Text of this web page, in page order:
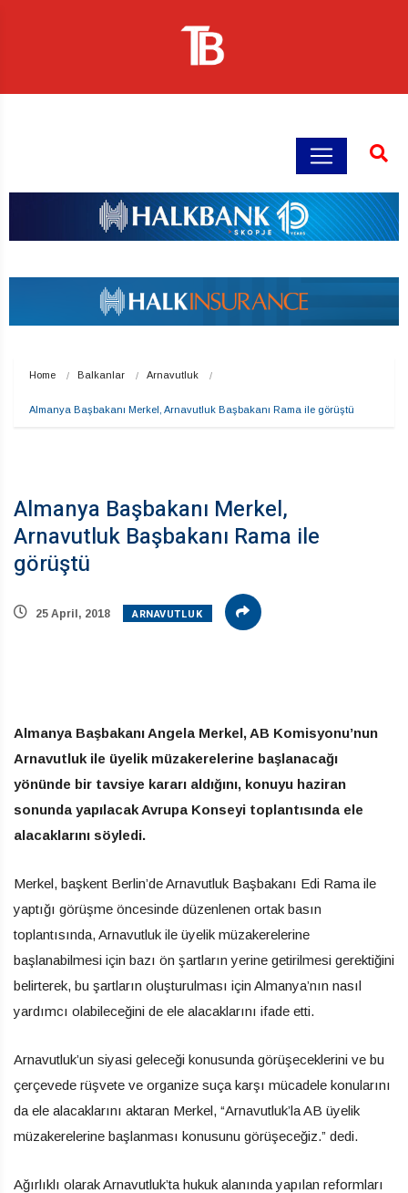
Home Balkanlar Arnavutluk
Almanya Başbakanı Merkel, Arnavutluk Başbakanı Rama ile görüştü
Almanya Başbakanı Merkel,
Arnavutluk Başbakanı Rama ile
görüştü
25 April, 2018 ARNAVUTLUK
Almanya Başbakanı Angela Merkel, AB Komisyonu’nun
Arnavutluk ile üyelik müzakerelerine başlanacağı
yönünde bir tavsiye kararı aldığını, konuyu haziran
sonunda yapılacak Avrupa Konseyi toplantısında ele
alacaklarını söyledi.
Merkel, başkent Berlin’de Arnavutluk Başbakanı Edi Rama ile
yaptığı görüşme öncesinde düzenlenen ortak basın
toplantısında, Arnavutluk ile üyelik müzakerelerine
başlanabilmesi için bazı ön şartların yerine getirilmesi gerektiğini
belirterek, bu şartların oluşturulması için Almanya’nın nasıl
yardımcı olabileceğini de ele alacaklarını ifade etti.
Arnavutluk’un siyasi geleceği konusunda görüşeceklerini ve bu
çerçevede rüşvete ve organize suça karşı mücadele konularını
da ele alacaklarını aktaran Merkel, “Arnavutluk’la AB üyelik
müzakerelerine başlanması konusunu görüşeceğiz.” dedi.
Ağırlıklı olarak Arnavutluk’ta hukuk alanında yapılan reformları